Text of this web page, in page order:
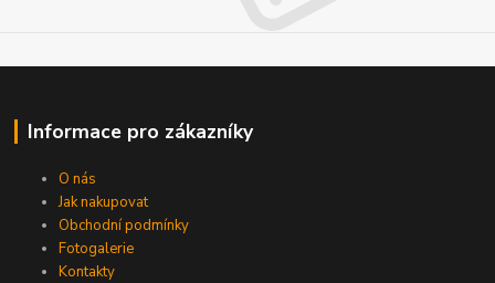
Informace pro zákazníky
O nás
Jak nakupovat
Obchodní podmínky
Fotogalerie
Kontakty